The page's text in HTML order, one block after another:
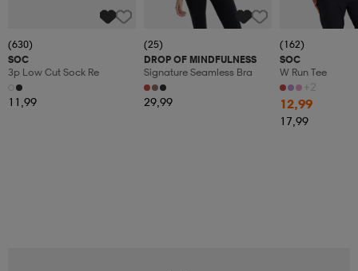
(630)
SOC
3p Low Cut Sock Re
11,99
(25)
DROP OF MINDFULNESS
Signature Seamless Bra
29,99
(162)
SOC
W Run Tee
+2
12,99
17,99